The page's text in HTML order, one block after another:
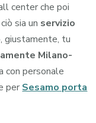
center che poi
sia un servizio
giustamente, tu
Milano-
con personale
perSesamo porta